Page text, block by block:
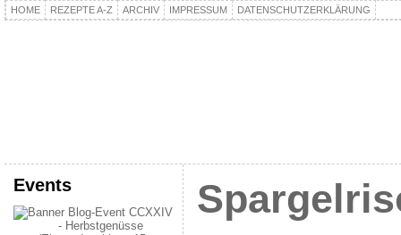
HOME REZEPTE A-Z ARCHIV IMPRESSUM DATENSCHUTZERKLÄRUNG
Events